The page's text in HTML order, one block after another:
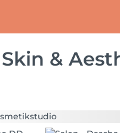
&